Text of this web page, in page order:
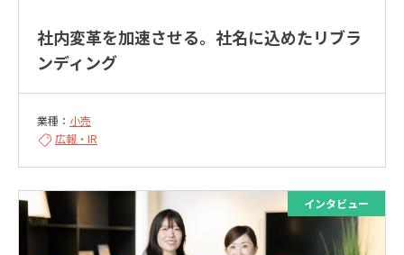
社内変革を加速させる。社名に込めたリブラ
ンディング
業種： 小売
広報・IR